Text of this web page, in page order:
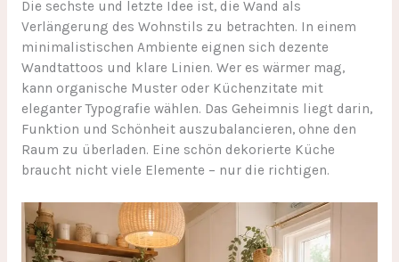
Die sechste und letzte Idee ist, die Wand als
Verlängerung des Wohnstils zu betrachten. In einem
minimalistischen Ambiente eignen sich dezente
Wandtattoos und klare Linien. Wer es wärmer mag,
kann organische Muster oder Küchenzitate mit
eleganter Typografie wählen. Das Geheimnis liegt darin,
Funktion und Schönheit auszubalancieren, ohne den
Raum zu überladen. Eine schön dekorierte Küche
braucht nicht viele Elemente – nur die richtigen.